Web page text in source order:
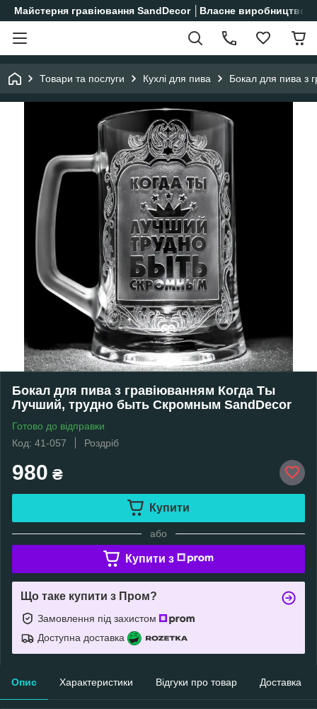
Майстерня гравіювання SandDecor │Власне виробництво│
Товари та послуги Кухлі для пива Бокал для пива з
Бокал для пива з гравіюванням Когда Ты
Лучший, трудно быть Скромным SandDecor
Готово до відправки
Код: 41-057
Роздріб
980 ₴
Купити
або
Купити з
Що таке купити з Пром?
Замовлення під захистом
Доступна доставка
Опис Характеристики Відгуки про товар Доставка